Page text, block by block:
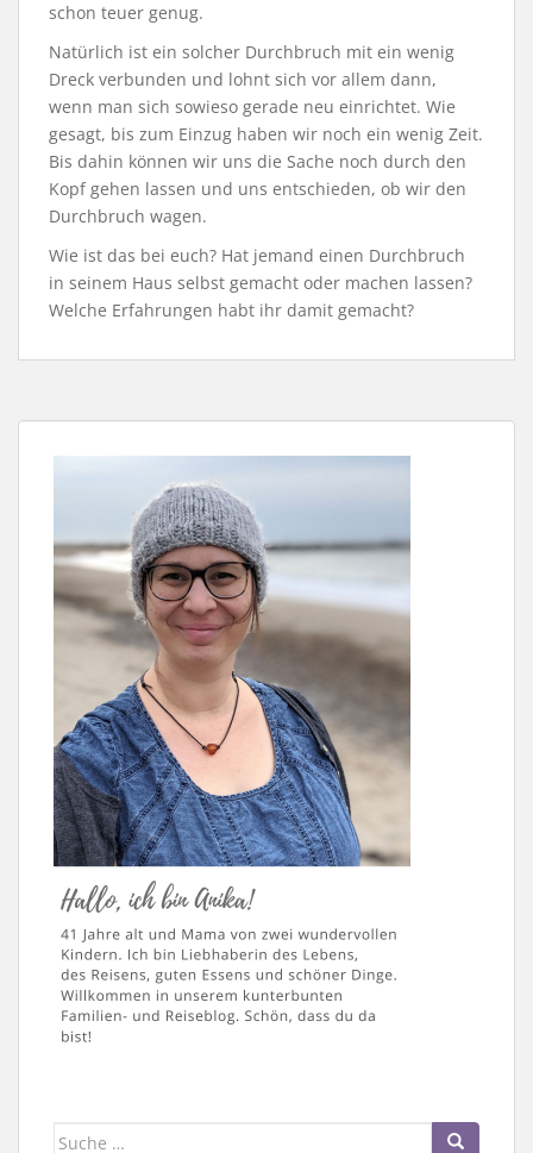
schon teuer genug.
Natürlich ist ein solcher Durchbruch mit ein wenig
Dreck verbunden und lohnt sich vor allem dann,
wenn man sich sowieso gerade neu einrichtet. Wie
gesagt, bis zum Einzug haben wir noch ein wenig Zeit.
Bis dahin können wir uns die Sache noch durch den
Kopf gehen lassen und uns entschieden, ob wir den
Durchbruch wagen.
Wie ist das bei euch? Hat jemand einen Durchbruch
in seinem Haus selbst gemacht oder machen lassen?
Welche Erfahrungen habt ihr damit gemacht?
Suche